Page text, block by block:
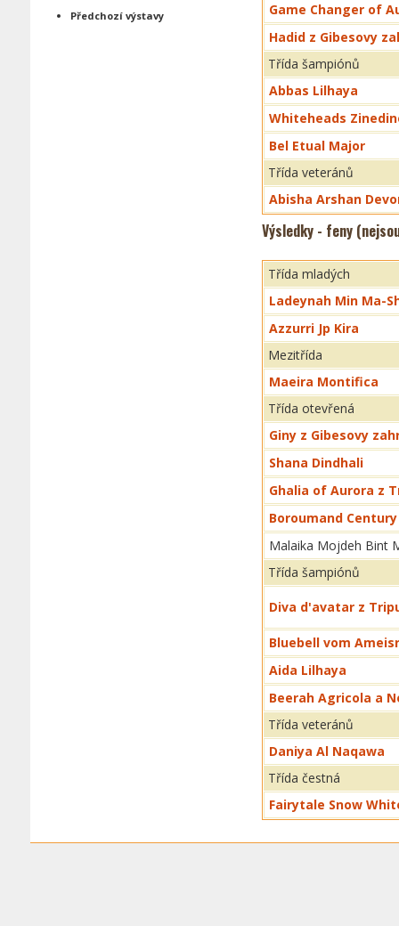
Game Changer of
Hadid z Gibesovy
Třída šampiónů
Abbas Lilhaya
Whiteheads
Bel Etual Major
Třída veteránů
Abisha Arshan
Výsledky - feny
Třída mladých
Ladeynah Min Ma-
Azzurri Jp Kira
Mezitřída
Maeira Montifica
Třída otevřená
Giny z Gibesovy
Shana Dindhali
Ghalia of Aurora z
Boroumand
Malaika Mojdeh Bint
Třída šampiónů
Diva d'avatar z
Bluebell vom
Aida Lilhaya
Beerah Agricola a
Třída veteránů
Daniya Al Naqawa
Třída čestná
Fairytale Snow
Předchozí výstavy